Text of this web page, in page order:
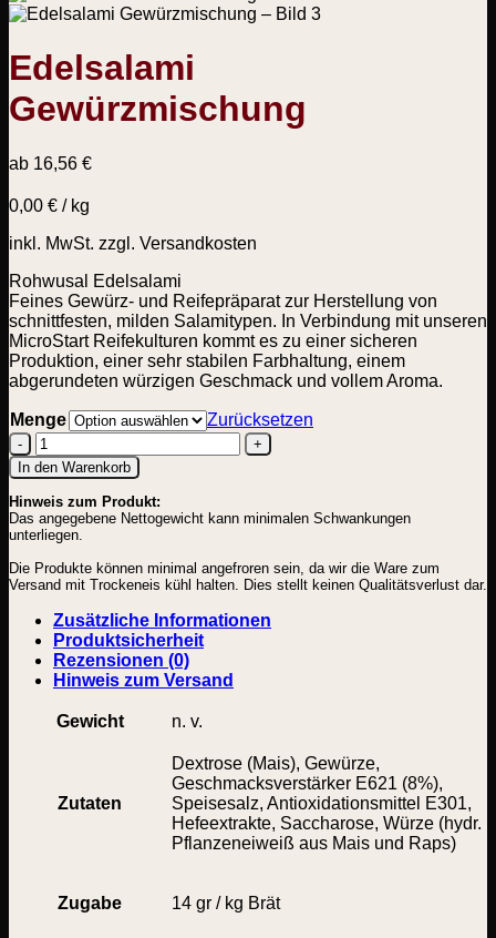
Edelsalami
Gewürzmischung
ab 16,56 €
0,00 € / kg
inkl. MwSt. zzgl. Versandkosten
Rohwusal Edelsalami
Feines Gewürz- und Reifepräparat zur Herstellung von
schnittfesten, milden Salamitypen. In Verbindung mit unseren
MicroStart Reifekulturen kommt es zu einer sicheren
Produktion, einer sehr stabilen Farbhaltung, einem
abgerundeten würzigen Geschmack und vollem Aroma.
Menge Zurücksetzen
Edelsalami
Gewürzmischung
Menge
In den Warenkorb
Hinweis zum Produkt:
Das angegebene Nettogewicht kann minimalen Schwankungen
unterliegen.
Die Produkte können minimal angefroren sein, da wir die Ware zum
Versand mit Trockeneis kühl halten. Dies stellt keinen Qualitätsverlust dar.
Zusätzliche Informationen
Produktsicherheit
Rezensionen (0)
Hinweis zum Versand
Gewicht n. v.
Zutaten
Dextrose (Mais), Gewürze,
Geschmacksverstärker E621 (8%),
Speisesalz, Antioxidationsmittel E301,
Hefeextrakte, Saccharose, Würze (hydr.
Pflanzeneiweiß aus Mais und Raps)
Zugabe 14 gr / kg Brät